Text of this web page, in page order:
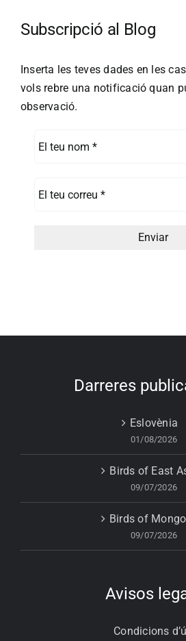
Subscripció al Blog
Inserta les teves dades en les
vols rebre una notificació quan
observació.
Darreres
Eslovènia
01/08/2026
Birds of East
09/07/2026
Birds of
09/07/2026
Avisos
Condicions